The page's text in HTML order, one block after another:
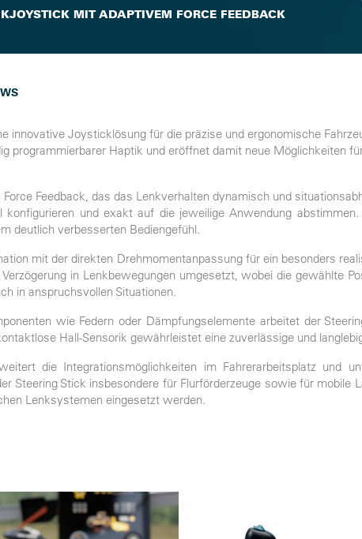
MIT ADAPTIVEM FORCE FEEDBACK
innovative Joysticklösung für die präzise und ergonomische
programmierbarer Haptik und eröffnet damit neue Möglichkeiten
Feedback, das das Lenkverhalten dynamisch und
und exakt auf die jeweilige Anwendung
deutlich verbesserten Bediengefühl.
mit der direkten Drehmomentanpassung für ein besonders
in Lenkbewegungen umgesetzt, wobei die gewählte
in anspruchsvollen Situationen.
wie Federn oder Dämpfungselemente arbeitet der
Hall-Sensorik gewährleistet eine zuverlässige und
die Integrationsmöglichkeiten im Fahrerarbeitsplatz und
Steering Stick insbesondere für Flurförderzeuge sowie für mobile
Lenksystemen eingesetzt werden.